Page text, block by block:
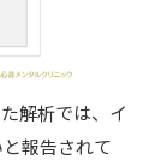
解析では、イ
報告されて